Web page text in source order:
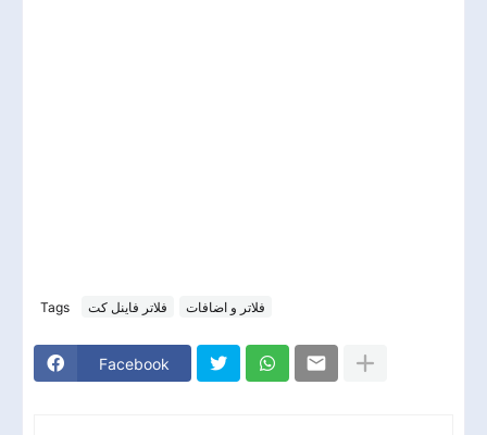
Tags فلاتر فاينل كت فلاتر و اضافات
Facebook